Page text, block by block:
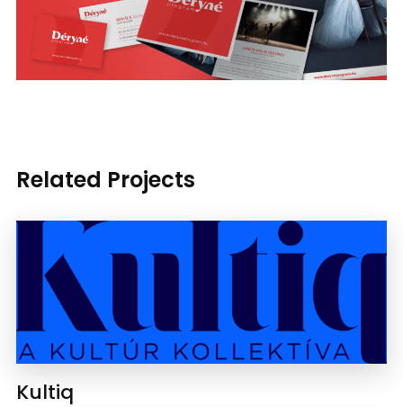
Related Projects
Kultiq